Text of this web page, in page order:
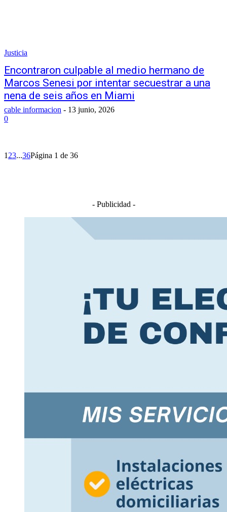
Justicia
Encontraron culpable al medio hermano de
Marcos Senesi por intentar secuestrar a una
nena de seis años en Miami
cable informacion - 13 junio, 2026
0
1 23...36Página 1 de 36
- Publicidad -